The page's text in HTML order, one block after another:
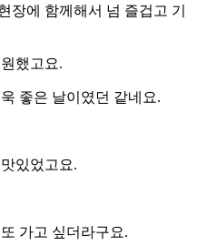
장에 함께해서 넘 즐겁고 기
했고요.
좋은 날이였던 같네요.
있었고요.
가고 싶더라구요.